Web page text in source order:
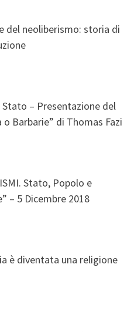
del neoliberismo: storia di
– Presentazione del
o Barbarie” di Thomas Fazi
Stato, Popolo e
– 5 Dicembre 2018
è diventata una religione